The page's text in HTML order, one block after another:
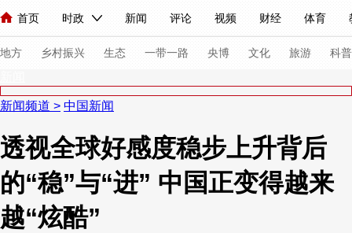
首页 时政 新闻 评论 视频 财经 体育
人民领袖习近平 联播+ 中国领导人 央视快评 习式妙语
直播 栏目大全 节目单 听音 微视频 主持人
海外频道 iPanda English Монгол
地方 乡村振兴 生态 一带一路 央博 文化 旅游 科普
总台春晚 网络春晚
新闻 国内 国际 评论 经济 军事 科技
人民领袖习近平
新闻频道 > 中国新闻
透视全球好感度稳步上升背后
的“稳”与“进” 中国正变得越来
越“炫酷”